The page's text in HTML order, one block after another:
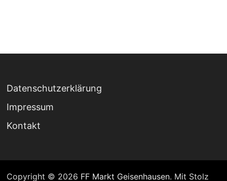
Datenschutzerklärung
Impressum
Kontakt
Copyright © 2026 FF Markt Geisenhausen. Mit Stolz